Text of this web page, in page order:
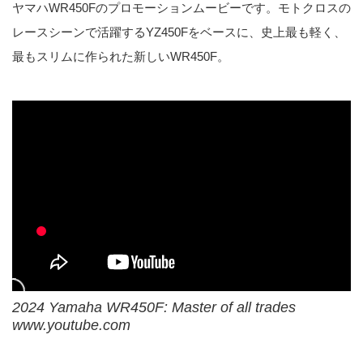
ヤマハWR450Fのプロモーションムービーです。モトクロスの
レースシーンで活躍するYZ450Fをベースに、史上最も軽く、
最もスリムに作られた新しいWR450F。
2024 Yamaha WR450F: Master of all trades
www.youtube.com